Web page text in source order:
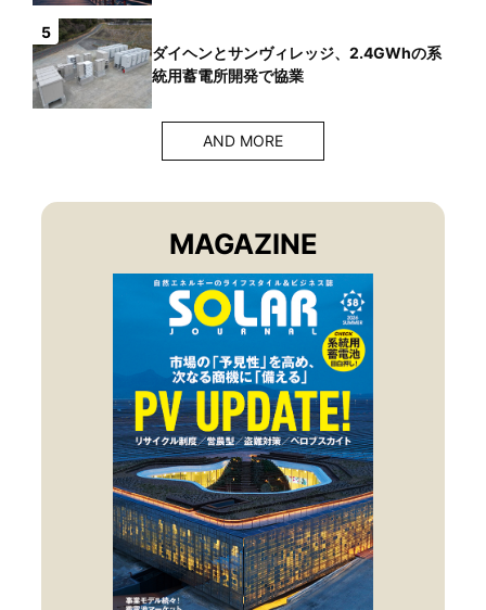
5
ダイヘンとサンヴィレッジ、2.4GWhの系
統用蓄電所開発で協業
AND MORE
MAGAZINE